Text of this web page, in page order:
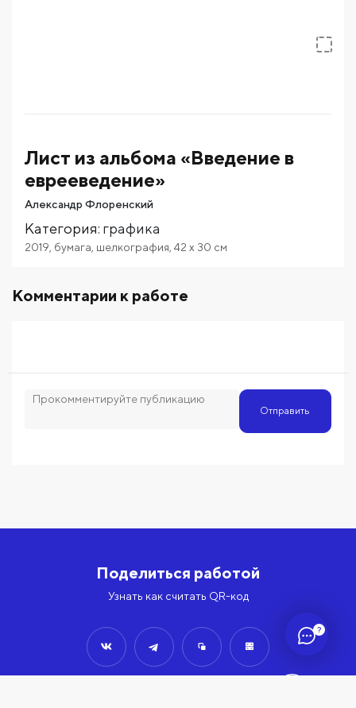
?
Лист из альбома «Введение в
еврееведение»
Александр Флоренский
Категория: графика
2019 бумага шелкография 42 x 30 см
Комментарии к работе
Отправить
Поделиться работой
Узнать как считать QR-код